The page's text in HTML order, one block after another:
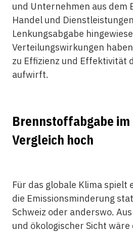
und Unternehmen aus dem
Handel und
Lenkungsabgabe
Verteilungswirkungen
zu Effizienz und Effektivität
aufwirft.
Brennstoffabgabe
Vergleich hoch
Für das globale Klima spielt
die Emissionsminderung
Schweiz oder anderswo.
und ökologischer Sicht wäre